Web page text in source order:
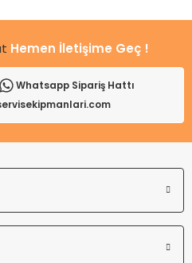
Hemen İletişime Geç !
Whatsapp Sipariş Hattı